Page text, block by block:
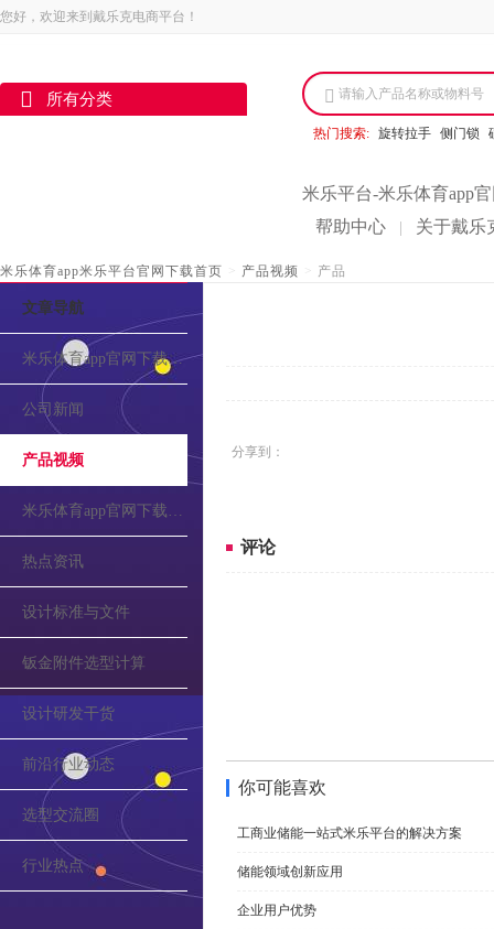
您好，欢迎来到戴乐克电商平台！
所有分类 请输入产品名称或物料号
热门搜索: 旋转拉手 侧门锁
米乐平台-米乐体育app
帮助中心
关于戴乐
米乐体育app米乐平台官网下载首页 > 产品视频 > 产品
文章导航
米乐体育app官网下载的介绍
公司新闻
产品视频
米乐体育app官网下载的公告
热点资讯
设计标准与文件
钣金附件选型计算
设计研发干货
前沿行业动态
选型交流圈
行业热点
分享到：
评论
你可能喜欢
工商业储能一站式米乐平台的解决方案
储能领域创新应用
企业用户优势